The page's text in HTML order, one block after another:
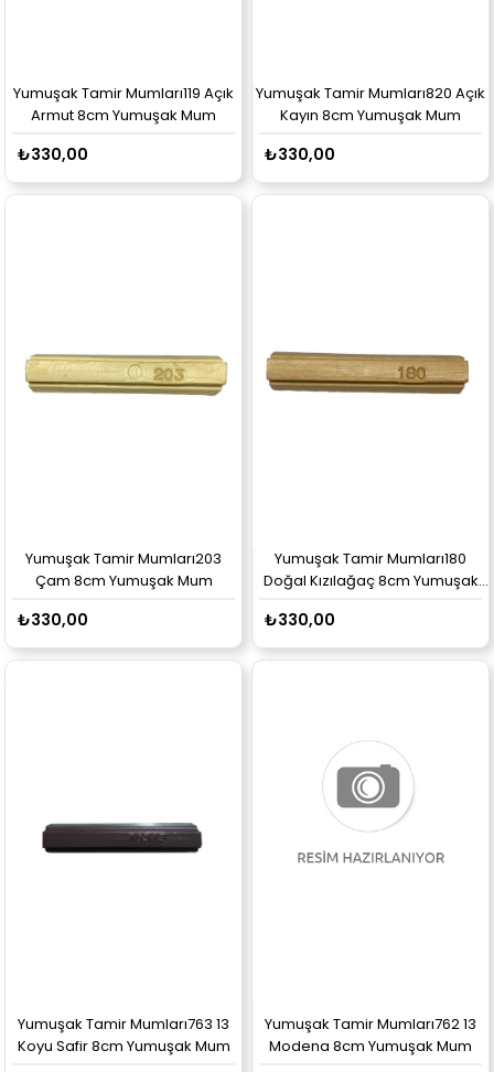
Yumuşak Tamir Mumları119 Açık
Armut 8cm Yumuşak Mum
₺330,00
Yumuşak Tamir Mumları820 Açık
Kayın 8cm Yumuşak Mum
₺330,00
Yumuşak Tamir Mumları203
Çam 8cm Yumuşak Mum
₺330,00
Yumuşak Tamir Mumları180
Doğal Kızılağaç 8cm Yumuşak
₺330,00
Yumuşak Tamir Mumları763 13
Koyu Safir 8cm Yumuşak Mum
Yumuşak Tamir Mumları762 13
Modena 8cm Yumuşak Mum